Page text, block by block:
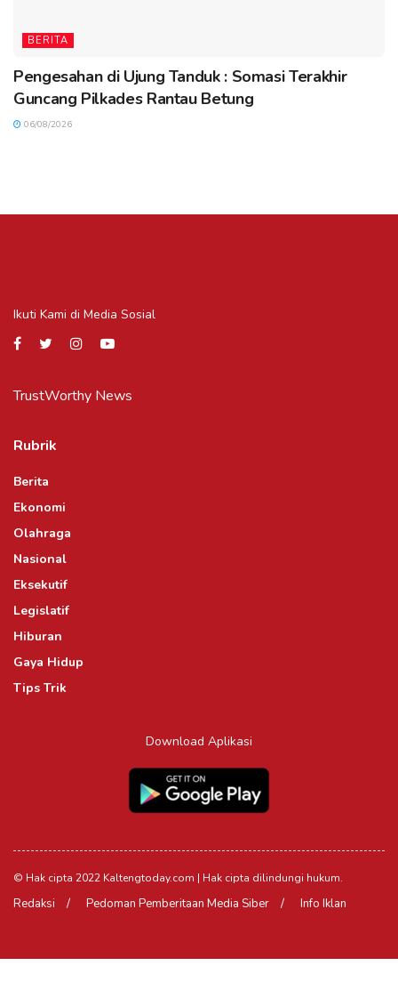
BERITA
Pengesahan di Ujung Tanduk : Somasi Terakhir
Guncang Pilkades Rantau Betung
06/08/2026
Ikuti Kami di Media Sosial
TrustWorthy News
Rubrik
Berita
Ekonomi
Olahraga
Nasional
Eksekutif
Legislatif
Hiburan
Gaya Hidup
Tips Trik
Download Aplikasi
© Hak cipta 2022 Kaltengtoday.com | Hak cipta dilindungi hukum.
Redaksi Pedoman Pemberitaan Media Siber Info Iklan